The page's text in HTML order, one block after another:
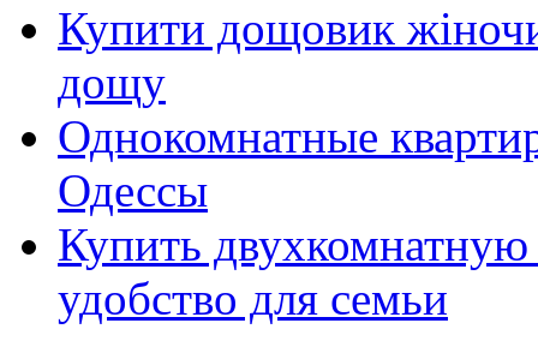
Купити дощовик
дощу
Однокомнатные
Одессы
Купить
удобство для семьи